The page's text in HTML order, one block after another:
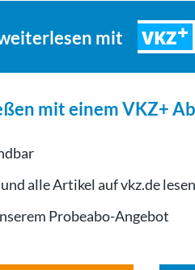
mit VKZ
mit einem VKZ+
alle Artikel auf vkz.de lesen
Probeabo-Angebot